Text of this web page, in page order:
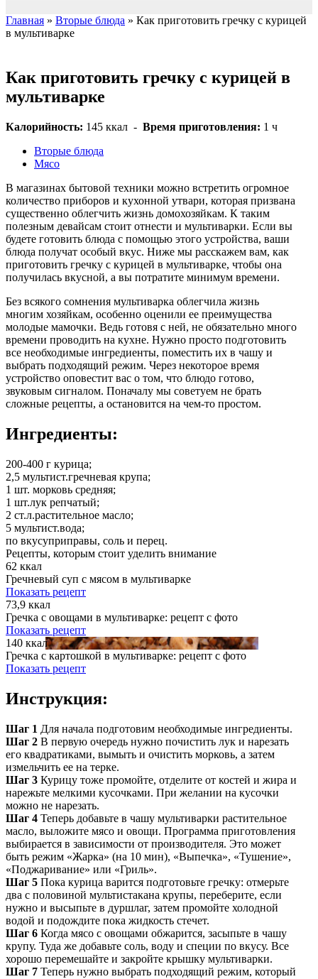
Главная » Вторые блюда » Как приготовить гречку с курицей
в мультиварке
Как приготовить гречку с курицей в
мультиварке
Калорийность: 145 ккал - Время приготовления: 1 ч
Вторые блюда
Мясо
В магазинах бытовой техники можно встретить огромное
количество приборов и кухонной утвари, которая призвана
существенно облегчить жизнь домохозяйкам. К таким
полезным девайсам стоит отнести и мультиварки. Если вы
будете готовить блюда с помощью этого устройства, ваши
блюда получат особый вкус. Ниже мы расскажем вам, как
приготовить гречку с курицей в мультиварке, чтобы она
получилась вкусной, а вы потратите минимум времени.
Без всякого сомнения мультиварка облегчила жизнь
многим хозяйкам, особенно оценили ее преимущества
молодые мамочки. Ведь готовя с ней, не обязательно много
времени проводить на кухне. Нужно просто подготовить
все необходимые ингредиенты, поместить их в чашу и
выбрать подходящий режим. Через некоторое время
устройство оповестит вас о том, что блюдо готово,
звуковым сигналом. Поначалу мы советуем не брать
сложные рецепты, а остановится на чем-то простом.
Ингредиенты:
200-400 г курица;
2,5 мультист.гречневая крупа;
1 шт. морковь средняя;
1 шт.лук репчатый;
2 ст.л.растительное масло;
5 мультист.вода;
по вкусуприправы, соль и перец.
Рецепты, которым стоит уделить внимание
62 ккал
Гречневый суп с мясом в мультиварке
Показать рецепт
73,9 ккал
Гречка с овощами в мультиварке: рецепт с фото
Показать рецепт
140 ккал
Гречка с картошкой в мультиварке: рецепт с фото
Показать рецепт
Инструкция:
Шаг 1 Для начала подготовим необходимые ингредиенты.
Шаг 2 В первую очередь нужно почистить лук и нарезать
его квадратиками, вымыть и очистить морковь, а затем
измельчить ее на терке.
Шаг 3 Курицу тоже промойте, отделите от костей и жира и
нарежьте мелкими кусочками. При желании на кусочки
можно не нарезать.
Шаг 4 Теперь добавьте в чашу мультиварки растительное
масло, выложите мясо и овощи. Программа приготовления
выбирается в зависимости от производителя. Это может
быть режим «Жарка» (на 10 мин), «Выпечка», «Тушение»,
«Поджаривание» или «Гриль».
Шаг 5 Пока курица варится подготовьте гречку: отмерьте
два с половиной мультистакана крупы, переберите, если
нужно и высыпьте в дуршлаг, затем промойте холодной
водой и подождите пока жидкость стечет.
Шаг 6 Когда мясо с овощами обжарится, засыпьте в чашу
крупу. Туда же добавьте соль, воду и специи по вкусу. Все
хорошо перемешайте и закройте крышку мультиварки.
Шаг 7 Теперь нужно выбрать подходящий режим, который